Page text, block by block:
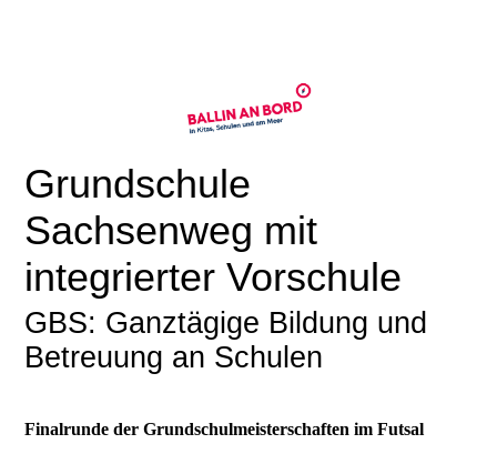
Grundschule
Sachsenweg mit
integrierter Vorschule
GBS: Ganztägige Bildung und
Betreuung an Schulen
Finalrunde der Grundschulmeisterschaften im Futsal